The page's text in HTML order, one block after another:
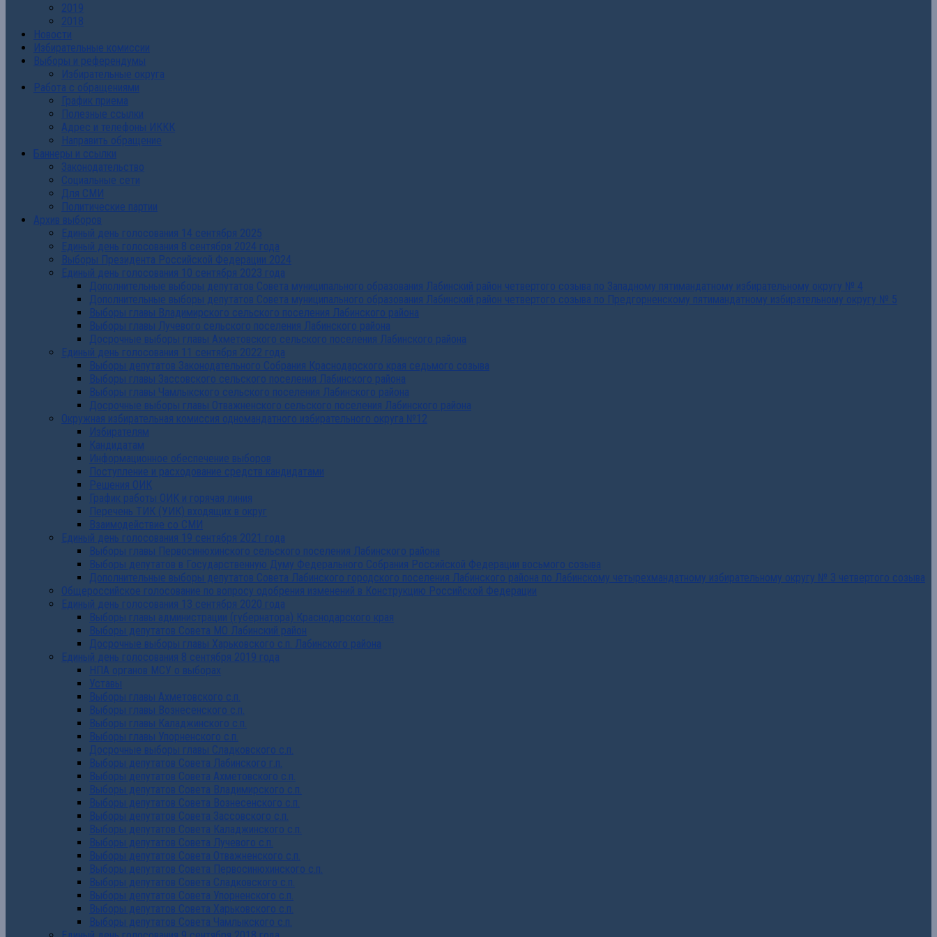
2019
2018
Новости
Избирательные комиссии
Выборы и референдумы
Избирательные округа
Работа с обращениями
График приема
Полезные ссылки
Адрес и телефоны ИККК
Направить обращение
Баннеры и ссылки
Законодательство
Социальные сети
Для СМИ
Политические партии
Архив выборов
Единый день голосования 14 сентября 2025
Единый день голосования 8 сентября 2024 года
Выборы Президента Российской Федерации 2024
Единый день голосования 10 сентября 2023 года
Дополнительные выборы депутатов Совета муниципального образования Лабинский район четвертого созыва по Западному пятимандатному избирательному округу № 4
Дополнительные выборы депутатов Совета муниципального образования Лабинский район четвертого созыва по Предгорненскому пятимандатному избирательному округу № 5
Выборы главы Владимирского сельского поселения Лабинского района
Выборы главы Лучевого сельского поселения Лабинского района
Досрочные выборы главы Ахметовского сельского поселения Лабинского района
Единый день голосования 11 сентября 2022 года
Выборы депутатов Законодательного Собрания Краснодарского края седьмого созыва
Выборы главы Зассовского сельского поселения Лабинского района
Выборы главы Чамлыкского сельского поселения Лабинского района
Досрочные выборы главы Отважненского сельского поселения Лабинского района
Окружная избирательная комиссия одномандатного избирательного округа №12
Избирателям
Кандидатам
Информационное обеспечение выборов
Поступление и расходование средств кандидатами
Решения ОИК
График работы ОИК и горячая линия
Перечень ТИК (УИК) входящих в округ
Взаимодействие со СМИ
Единый день голосования 19 сентября 2021 года
Выборы главы Первосинюхинского сельского поселения Лабинского района
Выборы депутатов в Государственную Думу Федерального Собрания Российской Федерации восьмого созыва
Дополнительные выборы депутатов Совета Лабинского городского поселения Лабинского района по Лабинскому четырехмандатному избирательному округу № 3 четвертого созыва
Общероссийское голосование по вопросу одобрения изменений в Конструкцию Российской Федерации
Единый день голосования 13 сентября 2020 года
Выборы главы администрации (губернатора) Краснодарского края
Выборы депутатов Совета МО Лабинский район
Досрочные выборы главы Харьковского с.п. Лабинского района
Единый день голосования 8 сентября 2019 года
НПА органов МСУ о выборах
Уставы
Выборы главы Ахметовского с.п.
Выборы главы Вознесенского с.п.
Выборы главы Каладжинского с.п.
Выборы главы Упорненского с.п.
Досрочные выборы главы Сладковского с.п.
Выборы депутатов Совета Лабинского г.п.
Выборы депутатов Совета Ахметовского с.п.
Выборы депутатов Совета Владимирского с.п.
Выборы депутатов Совета Вознесенского с.п.
Выборы депутатов Совета Зассовского с.п.
Выборы депутатов Совета Каладжинского с.п.
Выборы депутатов Совета Лучевого с.п.
Выборы депутатов Совета Отважненского с.п.
Выборы депутатов Совета Первосинюхинского с.п.
Выборы депутатов Совета Сладковского с.п.
Выборы депутатов Совета Упорненского с.п.
Выборы депутатов Совета Харьковского с.п.
Выборы депутатов Совета Чамлыкского с.п.